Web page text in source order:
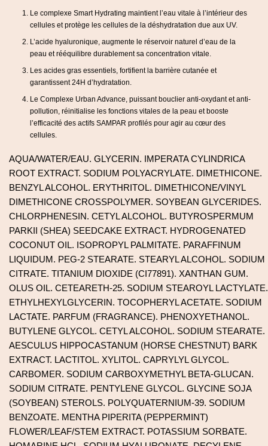
Le complexe Smart Hydrating maintient l’eau vitale à l’intérieur des
cellules et protège les cellules de la déshydratation due aux UV.
L’acide hyaluronique, augmente le réservoir naturel d’eau de la
peau et rééquilibre durablement sa concentration vitale.
Les acides gras essentiels, fortifient la barrière cutanée et
garantissent 24H d’hydratation.
Le Complexe Urban Advance, puissant bouclier anti-oxydant et anti-
pollution, réinitialise les fonctions vitales de la peau et booste
l’efficacité des actifs SAMPAR profilés pour agir au cœur des
cellules.
AQUA/WATER/EAU. GLYCERIN. IMPERATA CYLINDRICA
ROOT EXTRACT. SODIUM POLYACRYLATE. DIMETHICONE.
BENZYL ALCOHOL. ERYTHRITOL. DIMETHICONE/VINYL
DIMETHICONE CROSSPOLYMER. SOYBEAN GLYCERIDES.
CHLORPHENESIN. CETYL ALCOHOL. BUTYROSPERMUM
PARKII (SHEA) SEEDCAKE EXTRACT. HYDROGENATED
COCONUT OIL. ISOPROPYL PALMITATE. PARAFFINUM
LIQUIDUM. PEG-2 STEARATE. STEARYL ALCOHOL. SODIUM
CITRATE. TITANIUM DIOXIDE (CI77891). XANTHAN GUM.
OLUS OIL. CETEARETH-25. SODIUM STEAROYL LACTYLATE.
ETHYLHEXYLGLYCERIN. TOCOPHERYL ACETATE. SODIUM
LACTATE. PARFUM (FRAGRANCE). PHENOXYETHANOL.
BUTYLENE GLYCOL. CETYL ALCOHOL. SODIUM STEARATE.
AESCULUS HIPPOCASTANUM (HORSE CHESTNUT) BARK
EXTRACT. LACTITOL. XYLITOL. CAPRYLYL GLYCOL.
CARBOMER. SODIUM CARBOXYMETHYL BETA-GLUCAN.
SODIUM CITRATE. PENTYLENE GLYCOL. GLYCINE SOJA
(SOYBEAN) STEROLS. POLYQUATERNIUM-39. SODIUM
BENZOATE. MENTHA PIPERITA (PEPPERMINT)
FLOWER/LEAF/STEM EXTRACT. POTASSIUM SORBATE.